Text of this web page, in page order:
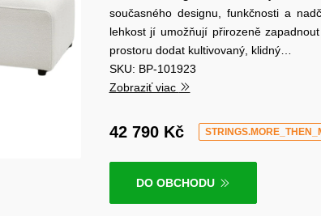
současného designu, funkčnosti a
lehkost jí umožňují přirozeně
prostoru dodat kultivovaný, klidný…
SKU: BP-101923
Zobraziť viac
42 790 Kč
DO OBCHODU